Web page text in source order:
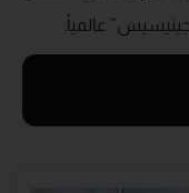
عالمياً.